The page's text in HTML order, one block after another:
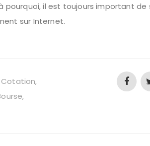
pourquoi, il est toujours important de
sur Internet.
Cotation